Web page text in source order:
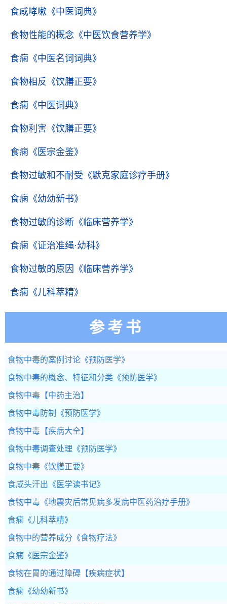
食咸哮嗽 《中医词典》
食物性能的概念 《中医饮食营养学》
食痫 《中医名词词典》
食物相反 《饮膳正要》
食痫 《中医词典》
食物利害 《饮膳正要》
食痫 《医宗金鉴》
食物过敏和不耐受 《默克家庭诊疗手册》
食痫 《幼幼新书》
食物过敏的诊断 《临床营养学》
食痫 《证治准绳·幼科》
食物过敏的原因 《临床营养学》
食痫 《儿科萃精》
参考书
食物中毒的案例讨论 《预防医学》
食物中毒的概念、特征和分类 《预防医学》
食物中毒 【中药主治】
食物中毒防制 《预防医学》
食物中毒 【疾病大全】
食物中毒调查处理 《预防医学》
食物中毒 《饮膳正要》
食咸头汗出 《医学读书记》
食物中毒 《地震灾后常见病多发病中医药治疗手册》
食痫 《儿科萃精》
食物中的营养成分 《食物疗法》
食痫 《医宗金鉴》
食物在胃的通过障碍 【疾病症状】
食痫 《幼幼新书》